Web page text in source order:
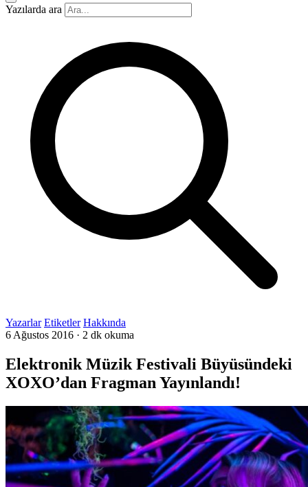
Yazılarda ara
Yazarlar Etiketler Hakkında
6 Ağustos 2016 · 2 dk okuma
Elektronik Müzik Festivali Büyüsündeki
XOXO’dan Fragman Yayınlandı!